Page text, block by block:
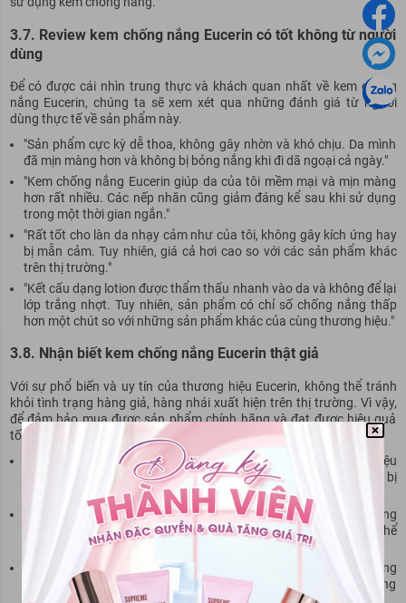
3.7. Review kem chống nắng Eucerin có tốt không từ người
dùng
Để có được cái nhìn trung thực và khách quan nhất về kem chống
nắng Eucerin, chúng ta sẽ xem xét qua những đánh giá từ người
dùng thực tế về sản phẩm này.
"Sản phẩm cực kỳ dễ thoa, không gây nhờn và khó chịu. Da mình
đã mịn màng hơn và không bị bỏng nắng khi đi dã ngoại cả ngày."
"Kem chống nắng Eucerin giúp da của tôi mềm mại và mịn màng
hơn rất nhiều. Các nếp nhăn cũng giảm đáng kể sau khi sử dụng
trong một thời gian ngắn."
"Rất tốt cho làn da nhạy cảm như của tôi, không gây kích ứng hay
bị mẫn cảm. Tuy nhiên, giá cả hơi cao so với các sản phẩm khác
trên thị trường."
"Kết cấu dạng lotion được thẩm thấu nhanh vào da và không để lại
lớp trắng nhợt. Tuy nhiên, sản phẩm có chỉ số chống nắng thấp
hơn một chút so với những sản phẩm khác của cùng thương hiệu."
3.8. Nhận biết kem chống nắng Eucerin thật giả
Với sự phổ biến và uy tín của thương hiệu Eucerin, không thể tránh
khỏi tình trạng hàng giả, hàng nhái xuất hiện trên thị trường. Vì vậy,
để đảm bảo mua được sản phẩm chính hãng và đạt được hiệu quả
tối ưu, bạn cần lưu ý các điểm sau:
Kiểm tra tem chính hãng: Hầu hết các sản phẩm của thương hiệu
Eucerin đều có tem chống giả nhái với thiết kế riêng biệt và khó bị
Tham khảo giá cả: Giá cả của sản phẩm thật luôn dao động trong
một khoảng nhất định. Nếu gặp giá quá rẻ hoặc hấp dẫn thì có thể
đây là hàng giả.
Mua sản phẩm tại các cửa hàng uy tín: Để tránh mua phải hàng
giả, bạn nên mua sản phẩm tại các cửa hàng uy tín và có thương
hiệu đã được kiểm chứng.